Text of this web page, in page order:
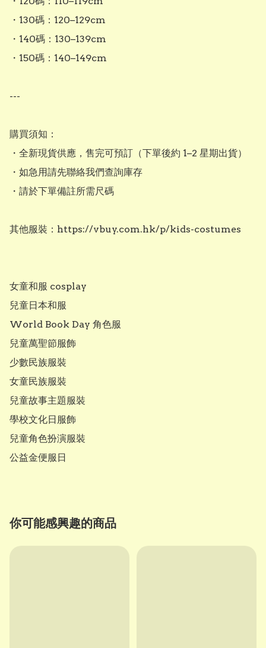
・130碼：120–129cm
・140碼：130–139cm
・150碼：140–149cm
---
購買須知：
・全新現貨供應，售完可預訂（下單後約 1–2 星期出貨）
・如急用請先聯絡我們查詢庫存
・請於下單備註所需尺碼
其他服裝：https://vbuy.com.hk/p/kids-costumes
女童和服 cosplay
兒童日本和服
World Book Day 角色服
兒童萬聖節服飾
少數民族服裝
女童民族服裝
兒童故事主題服裝
學校文化日服飾
兒童角色扮演服裝
公益金便服日
你可能感興趣的商品